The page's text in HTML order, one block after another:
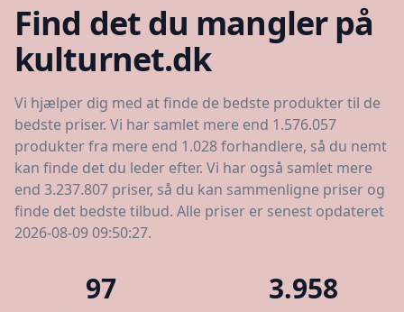
Find det du mangler på
kulturnet.dk
Vi hjælper dig med at finde de bedste produkter til de
bedste priser. Vi har samlet mere end 1.576.057
produkter fra mere end 1.028 forhandlere, så du nemt
kan finde det du leder efter. Vi har også samlet mere
end 3.237.807 priser, så du kan sammenligne priser og
finde det bedste tilbud. Alle priser er senest opdateret
2026-08-09 09:50:27.
97 3.958